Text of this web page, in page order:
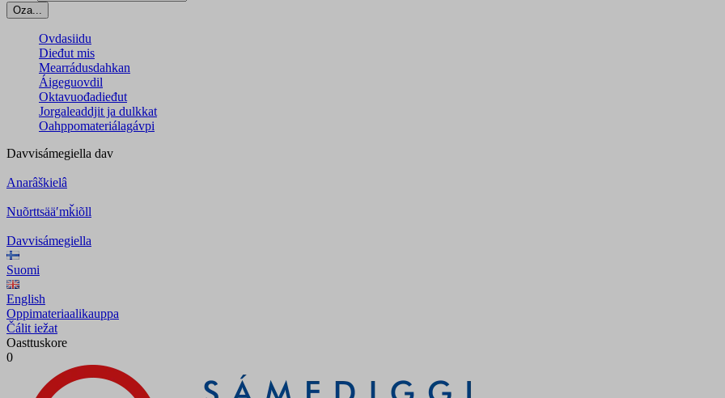
Oza...
Ovdasiidu
Dieđut mis
Mearrádusdahkan
Áigeguovdil
Oktavuođadieđut
Jorgaleaddjit ja dulkkat
Oahppomateriálagávpi
Davvisámegiella dav
Anarâškielâ
Nuõrttsääʹmǩiõll
Davvisámegiella
Suomi
English
Oppimateriaalikauppa
Čálit iežat
Oasttuskore
0